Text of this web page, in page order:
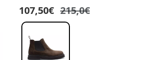
107,50€ 215,0€